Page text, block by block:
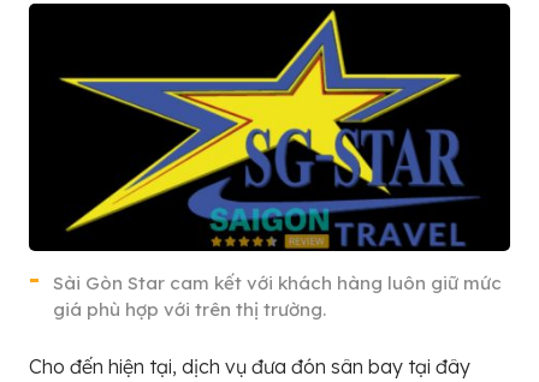
Sài Gòn Star cam kết với khách hàng luôn giữ mức
giá phù hợp với trên thị trường.
Cho đến hiện tại, dịch vụ đưa đón sân bay tại đây